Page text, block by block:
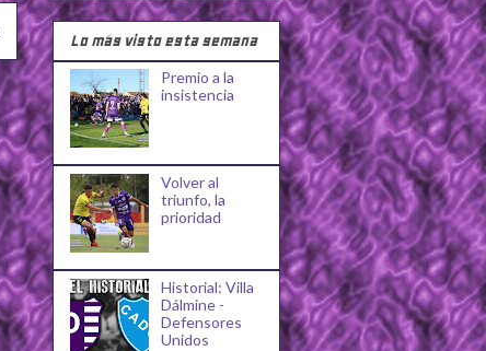
Lo más visto esta semana
Premio a la
insistencia
Volver al
triunfo, la
prioridad
Historial: Villa
Dálmine -
Defensores
Unidos